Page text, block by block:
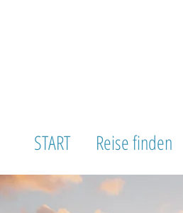
START Reise finden